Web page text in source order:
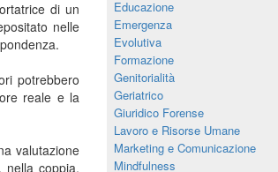
di un
nelle
potrebbero
reale e la
valutazione
nella coppia,
Educazione
Emergenza
Evolutiva
Formazione
Genitorialità
Geriatrico
Giuridico Forense
Lavoro e Risorse Umane
Marketing e Comunicazione
Mindfulness